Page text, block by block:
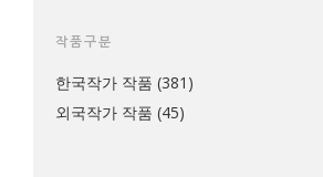
작품구분
한국작가 작품 (381)
외국작가 작품 (45)